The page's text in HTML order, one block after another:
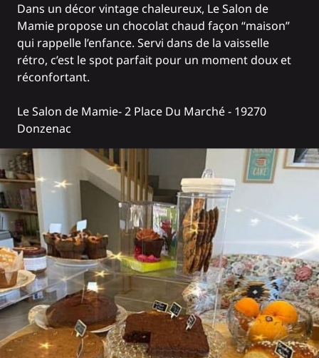
Dans un décor vintage chaleureux, Le Salon de
Mamie propose un chocolat chaud façon “maison”
qui rappelle l’enfance. Servi dans de la vaisselle
rétro, c’est le spot parfait pour un moment doux et
réconfortant.
Le Salon de Mamie- 2 Place Du Marché - 19270
Donzenac